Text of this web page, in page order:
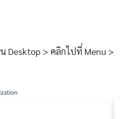
Desktop > คลิกไปที่ Menu >